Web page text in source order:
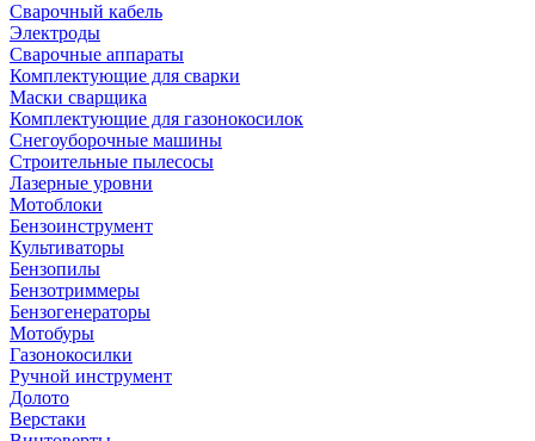
Сварочный кабель
Электроды
Сварочные аппараты
Комплектующие для сварки
Маски сварщика
Комплектующие для газонокосилок
Снегоуборочные машины
Строительные пылесосы
Лазерные уровни
Мотоблоки
Бензоинструмент
Культиваторы
Бензопилы
Бензотриммеры
Бензогенераторы
Мотобуры
Газонокосилки
Ручной инструмент
Долото
Верстаки